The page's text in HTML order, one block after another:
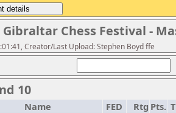
Gibraltar Chess Festival -
Creator/Last Upload: Stephen Boyd ffe
10
Name FED Rtg Pts.